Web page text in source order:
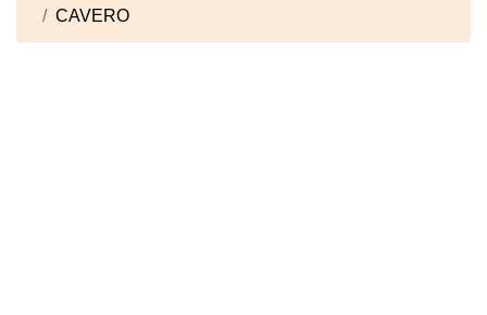
CAVERO